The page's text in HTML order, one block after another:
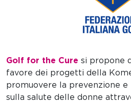
Golf for the Cure si propone
favore dei progetti della
promuovere la prevenzione e
sulla salute delle donne